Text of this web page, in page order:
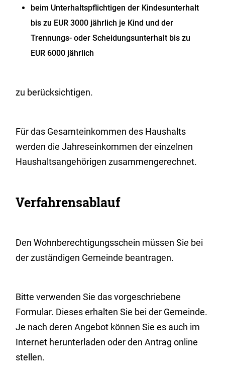
beim Unterhaltspflichtigen der Kindesunterhalt
bis zu EUR 3000 jährlich je Kind und der
Trennungs- oder Scheidungsunterhalt bis zu
EUR 6000 jährlich
zu berücksichtigen.
Für das Gesamteinkommen des Haushalts
werden die Jahreseinkommen der einzelnen
Haushaltsangehörigen zusammengerechnet.
Verfahrensablauf
Den Wohnberechtigungsschein müssen Sie bei
der zuständigen Gemeinde beantragen.
Bitteverwenden Sie das vorgeschriebene
Formular. Dieses erhalten Sie bei der Gemeinde.
Je nach deren Angebot können Sie es auch im
Internet herunterladen oder den Antrag online
stellen.